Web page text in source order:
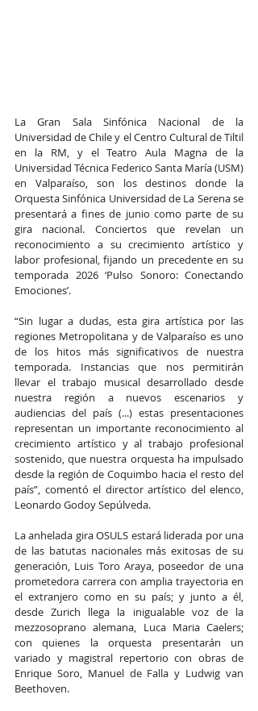
La Gran Sala Sinfónica Nacional de la
Universidad de Chile y el Centro Cultural de Tiltil
en la RM, y el Teatro Aula Magna de la
Universidad Técnica Federico Santa María (USM)
en Valparaíso, son los destinos donde la
Orquesta Sinfónica Universidad de La Serena se
presentará a fines de junio como parte de su
gira nacional. Conciertos que revelan un
reconocimiento a su crecimiento artístico y
labor profesional, fijando un precedente en su
temporada 2026 ‘Pulso Sonoro: Conectando
Emociones’.
“Sin lugar a dudas, esta gira artística por las
regiones Metropolitana y de Valparaíso es uno
de los hitos más significativos de nuestra
temporada. Instancias que nos permitirán
llevar el trabajo musical desarrollado desde
nuestra región a nuevos escenarios y
audiencias del país (...) estas presentaciones
representan un importante reconocimiento al
crecimiento artístico y al trabajo profesional
sostenido, que nuestra orquesta ha impulsado
desde la región de Coquimbo hacia el resto del
país”, comentó el director artístico del elenco,
Leonardo Godoy Sepúlveda.
La anhelada gira OSULS estará liderada por una
de las batutas nacionales más exitosas de su
generación, Luis Toro Araya, poseedor de una
prometedora carrera con amplia trayectoria en
el extranjero como en su país; y junto a él,
desde Zurich llega la inigualable voz de la
mezzosoprano alemana, Luca Maria Caelers;
con quienes la orquesta presentarán un
variado y magistral repertorio con obras de
Enrique Soro, Manuel de Falla y Ludwig van
Beethoven.